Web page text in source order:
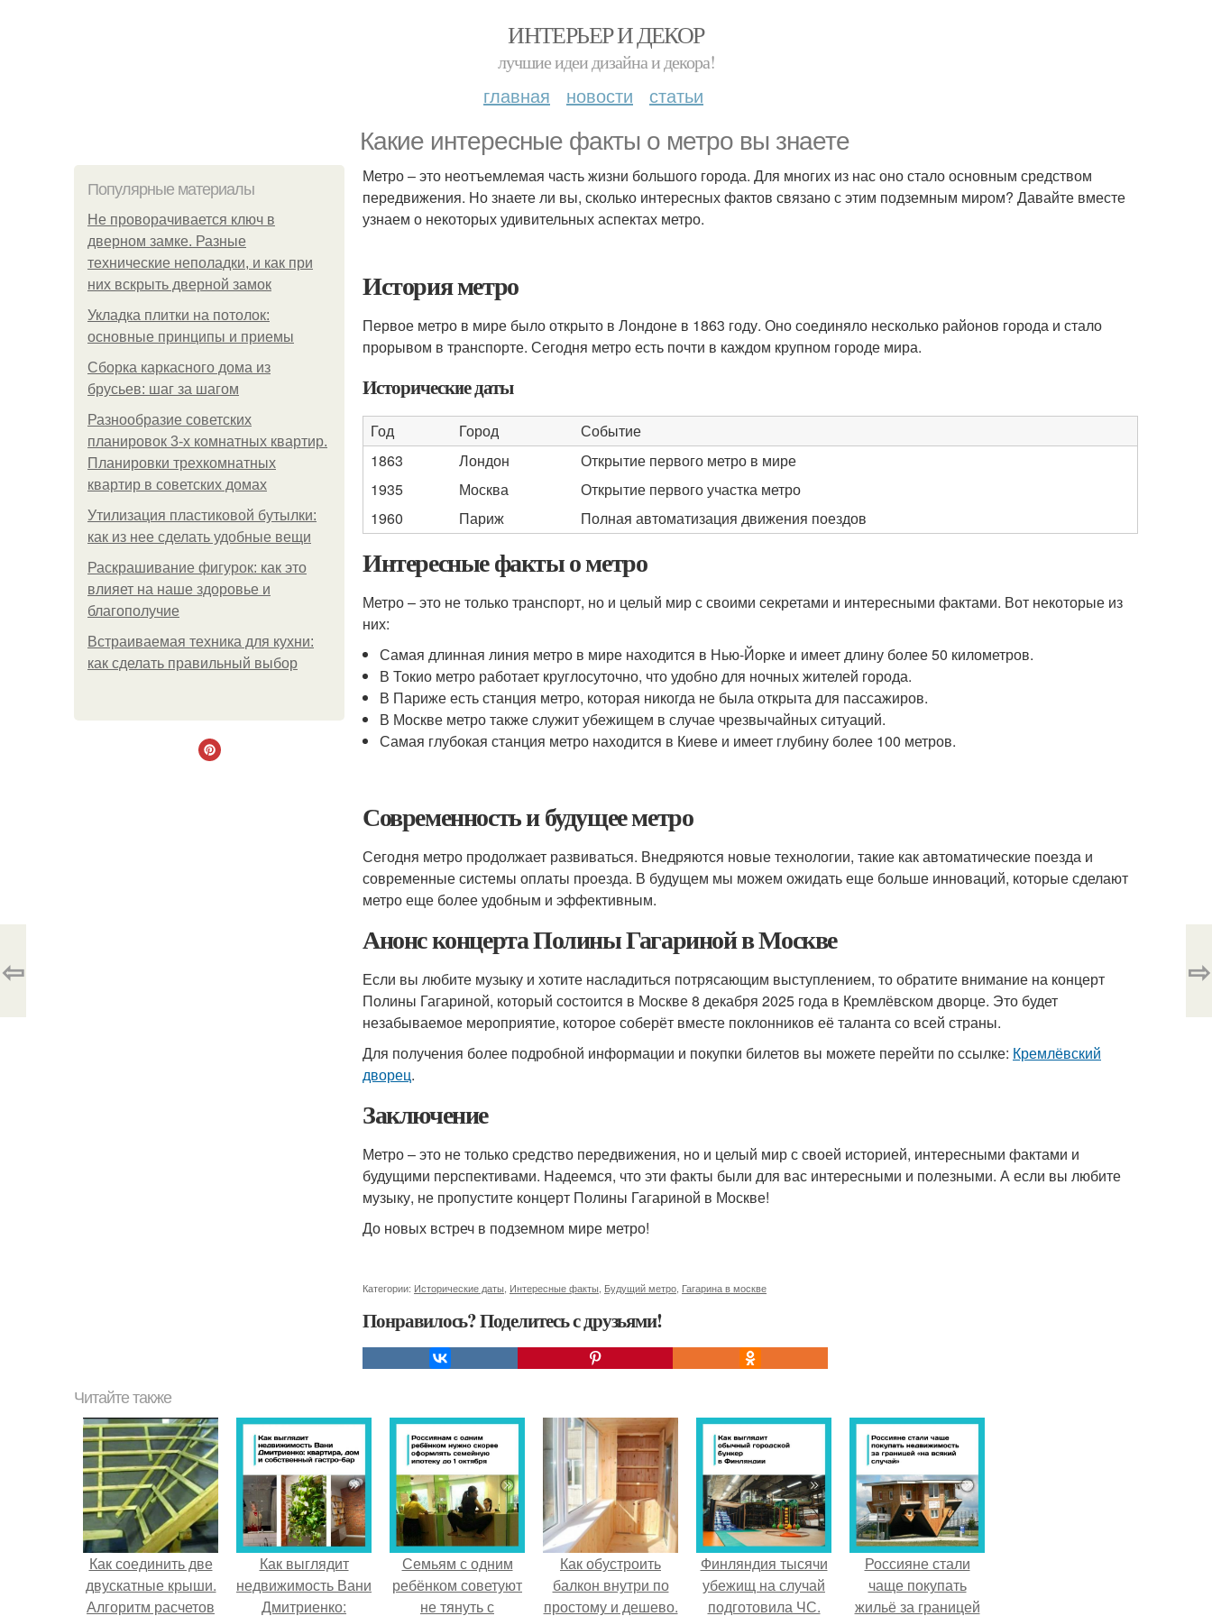
ИНТЕРЬЕР И ДЕКОР
лучшие идеи дизайна и декора!
главная новости статьи
Какие интересные факты о метро вы знаете
Популярные материалы
Не проворачивается ключ в
дверном замке. Разные
технические неполадки, и как при
них вскрыть дверной замок
Укладка плитки на потолок:
основные принципы и приемы
Сборка каркасного дома из
брусьев: шаг за шагом
Разнообразие советских
планировок 3-х комнатных квартир.
Планировки трехкомнатных
квартир в советских домах
Утилизация пластиковой бутылки:
как из нее сделать удобные вещи
Раскрашивание фигурок: как это
влияет на наше здоровье и
благополучие
Встраиваемая техника для кухни:
как сделать правильный выбор
Метро – это неотъемлемая часть жизни большого города. Для многих из нас оно стало основным средством
передвижения. Но знаете ли вы, сколько интересных фактов связано с этим подземным миром? Давайте вместе
узнаем о некоторых удивительных аспектах метро.
История метро
Первое метро в мире было открыто в Лондоне в 1863 году. Оно соединяло несколько районов города и стало
прорывом в транспорте. Сегодня метро есть почти в каждом крупном городе мира.
Исторические даты
Год Город
Событие
1863
Лондон
Открытие первого метро в мире
1935
Москва
Открытие первого участка метро
1960
Париж Полная автоматизация движения поездов
Интересные факты о метро
Метро – это не только транспорт, но и целый мир с своими секретами и интересными фактами. Вот некоторые из
них:
Самая длинная линия метро в мире находится в Нью-Йорке и имеет длину более 50 километров.
В Токио метро работает круглосуточно, что удобно для ночных жителей города.
В Париже есть станция метро, которая никогда не была открыта для пассажиров.
В Москве метро также служит убежищем в случае чрезвычайных ситуаций.
Самая глубокая станция метро находится в Киеве и имеет глубину более 100 метров.
Современность и будущее метро
Сегодня метро продолжает развиваться. Внедряются новые технологии, такие как автоматические поезда и
современные системы оплаты проезда. В будущем мы можем ожидать еще больше инноваций, которые сделают
метро еще более удобным и эффективным.
Анонс концерта Полины Гагариной в Москве
Если вы любите музыку и хотите насладиться потрясающим выступлением, то обратите внимание на концерт
Полины Гагариной, который состоится в Москве 8 декабря 2025 года в Кремлёвском дворце. Это будет
незабываемое мероприятие, которое соберёт вместе поклонников её таланта со всей страны.
Для получения более подробной информации и покупки билетов вы можете перейти по ссылке: Кремлёвский
дворец.
Заключение
Метро – это не только средство передвижения, но и целый мир с своей историей, интересными фактами и
будущими перспективами. Надеемся, что эти факты были для вас интересными и полезными. А если вы любите
музыку, не пропустите концерт Полины Гагариной в Москве!
До новых встреч в подземном мире метро!
Категории: Исторические даты Интересные факты Будущий метро Гагарина в москве
Понравилось? Поделитесь с друзьями!
⇦ ⇨
Читайте также
Как соединить две
двускатные крыши.
Алгоритм расчетов
Как выглядит
недвижимость Вани
Дмитриенко:
Семьям с одним
ребёнком советуют
не тянуть с
Как обустроить
балкон внутри по
простому и дешево.
Финляндия тысячи
убежищ на случай
подготовила ЧС.
Россияне стали
чаще покупать
жильё за границей